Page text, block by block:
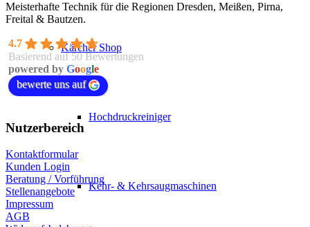
Kärcher Shop
Hochdruckreiniger
Kehr- & Kehrsaugmaschinen
Meisterhafte Technik für die Regionen Dresden, Meißen, Pirna,
Freital & Bautzen.
4.7
Basierend auf 50 Bewertungen
powered by Google
bewerte uns auf
Nutzerbereich
Kontaktformular
Kunden Login
Beratung / Vorführung
Stellenangebote
Impressum
AGB